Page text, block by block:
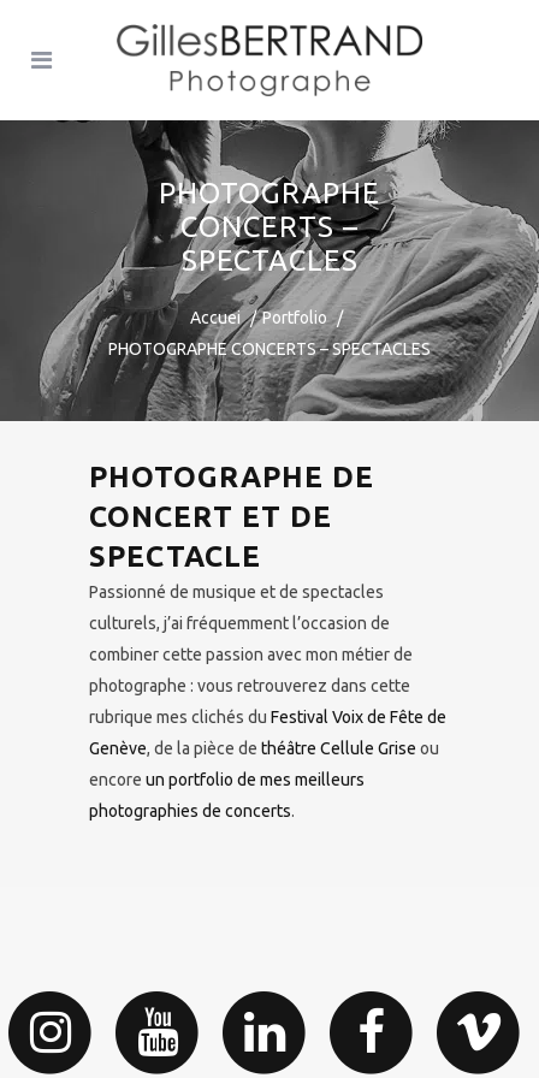
PHOTOGRAPHE
CONCERTS –
SPECTACLES
Accuei
Portfolio
PHOTOGRAPHE CONCERTS – SPECTACLES
PHOTOGRAPHE DE
CONCERT ET DE
SPECTACLE
Passionné de musique et de spectacles
culturels, j’ai fréquemment l’occasion de
combiner cette passion avec mon métier de
photographe : vous retrouverez dans cette
rubrique mes clichés du Festival Voix de Fête de
Genève, de la pièce de théâtre Cellule Grise ou
encore un portfolio de mes meilleurs
photographies de concerts.